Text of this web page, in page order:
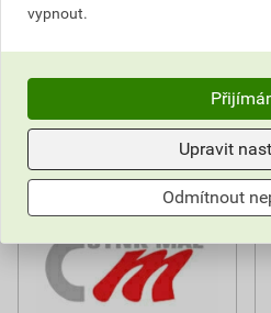
vypnout.
Upravit
Odmítnout